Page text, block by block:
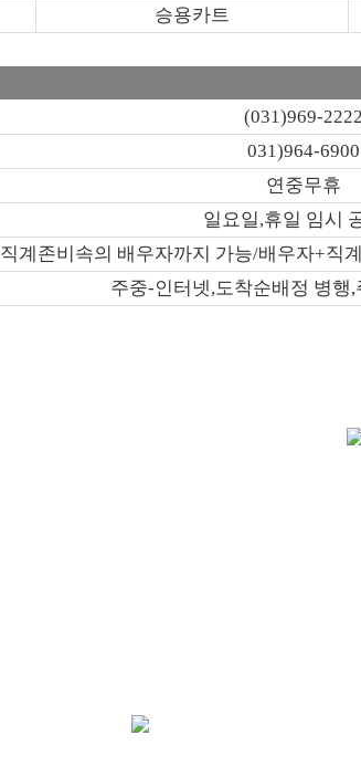
승용카트
(031)969-2222
031)964-6900
연중무휴
일요일,휴일 임시
직계존비속의 배우자까지 가능/배우자+직
주중-인터넷,도착순배정 병행